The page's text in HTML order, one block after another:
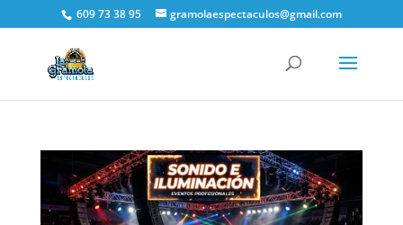
609 73 38 95 gramolaespectaculos@gmail.com